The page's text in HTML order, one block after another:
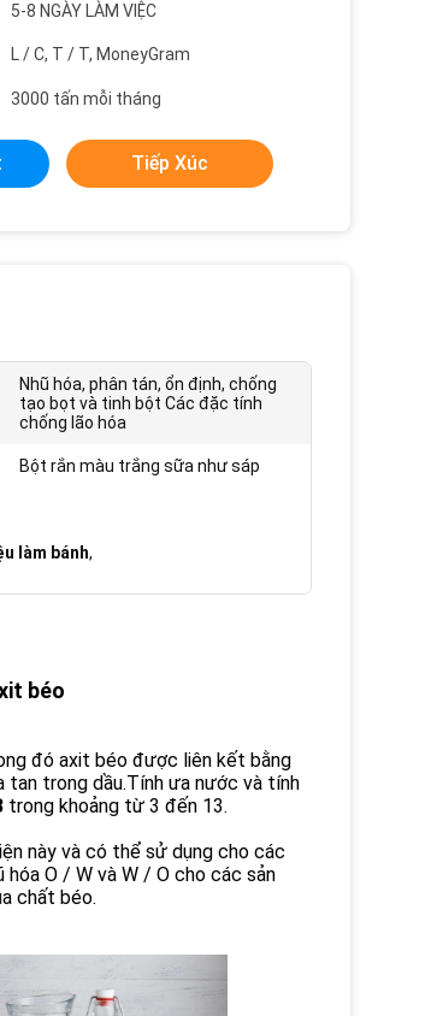
5-8 NGÀY LÀM VIỆC
L / C, T / T, MoneyGram
3000 tấn mỗi tháng
Tiếp Xúc
Nhũ hóa, phân tán, ổn định, chống
tạo bọt và tinh bột Các đặc tính
chống lão hóa
Bột rắn màu trắng sữa như sáp
làm bánh,
béo
đó axit béo được liên kết bằng
tan trong dầu.Tính ưa nước và tính
trong khoảng từ 3 đến 13.
này và có thể sử dụng cho các
O / W và W / O cho các sản
chất béo.